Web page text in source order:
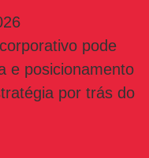
pode
e posicionamento
por trás do